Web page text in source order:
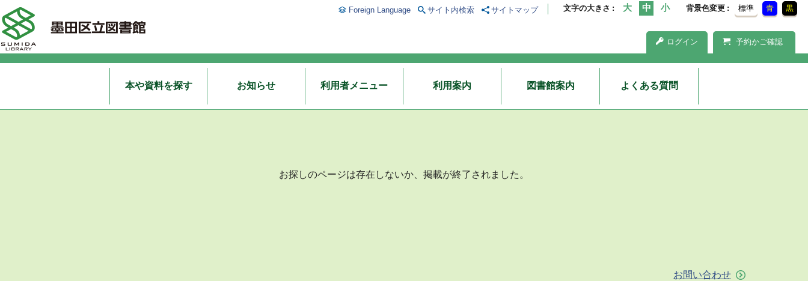
文字の大きさ 背景色変更 標準 青 黒
ログイン 予約かご確認
Foreign Language サイト内検索 サイトマップ
本や資料を探す お知らせ 利用者メニュー 利用案内 図書館案内 よくある質問
お探しのページは存在しないか、掲載が終了されました。
お問い合わせ